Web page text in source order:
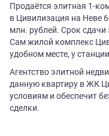
Продаётся элитная 1-
в Цивилизация на Неве
млн. рублей. Срок сдачи
Сам жилой комплекс
удобном месте, у
Агентство элитной
данную квартиру в ЖК
условиям и обеспечит
сделки.